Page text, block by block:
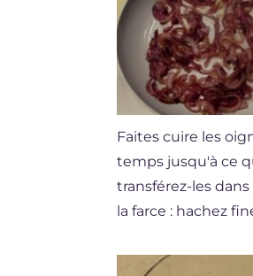
Faites cuire les
temps jusqu'à ce
transférez-les
la farce : hachez